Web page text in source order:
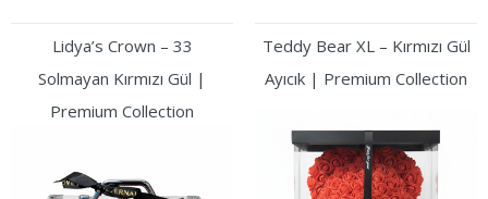
Lidya’s Crown – 33
Solmayan Kırmızı Gül |
Premium Collection
Teddy Bear XL – Kırmızı Gül
Ayıcık | Premium Collection